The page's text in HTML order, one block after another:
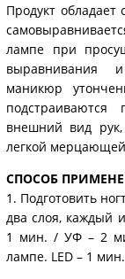
Продукт обладает
лампе при
выравнивания
маникюр
внешний вид
легкой
СПОСОБ
1. Подготовить
два слоя, каждый
1 мин. / УФ – 2
лампе. LED – 1